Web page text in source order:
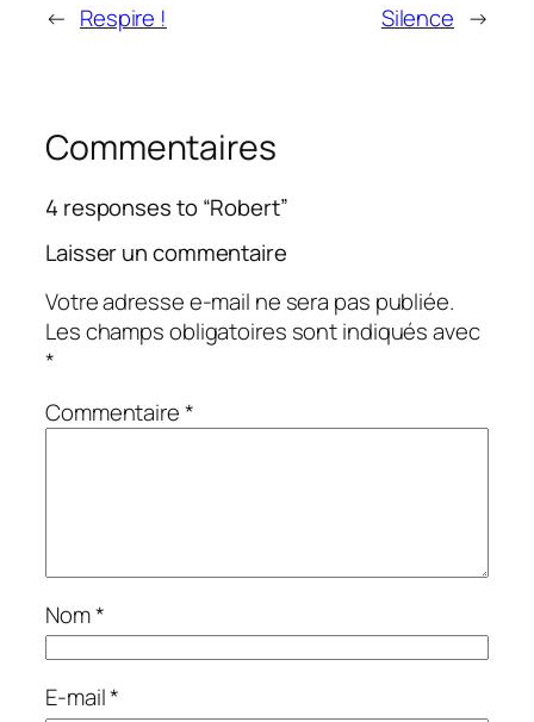
← Respire ! Silence →
Commentaires
4 responses to “Robert”
Laisser un commentaire
Votre adresse e-mail ne sera pas publiée.
Les champs obligatoires sont indiqués avec
*
Commentaire*
Nom*
E-mail*